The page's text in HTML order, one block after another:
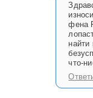
фена
найти
что-